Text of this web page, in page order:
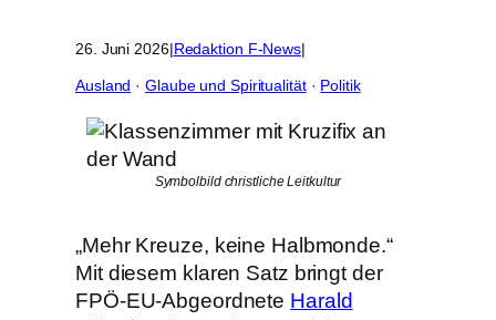
26. Juni 2026|Redaktion F-News|
Ausland · Glaube und Spiritualität · Politik
Symbolbild christliche Leitkultur
„Mehr Kreuze, keine Halbmonde.“
Mit diesem klaren Satz bringt der
FPÖ-EU-Abgeordnete Harald